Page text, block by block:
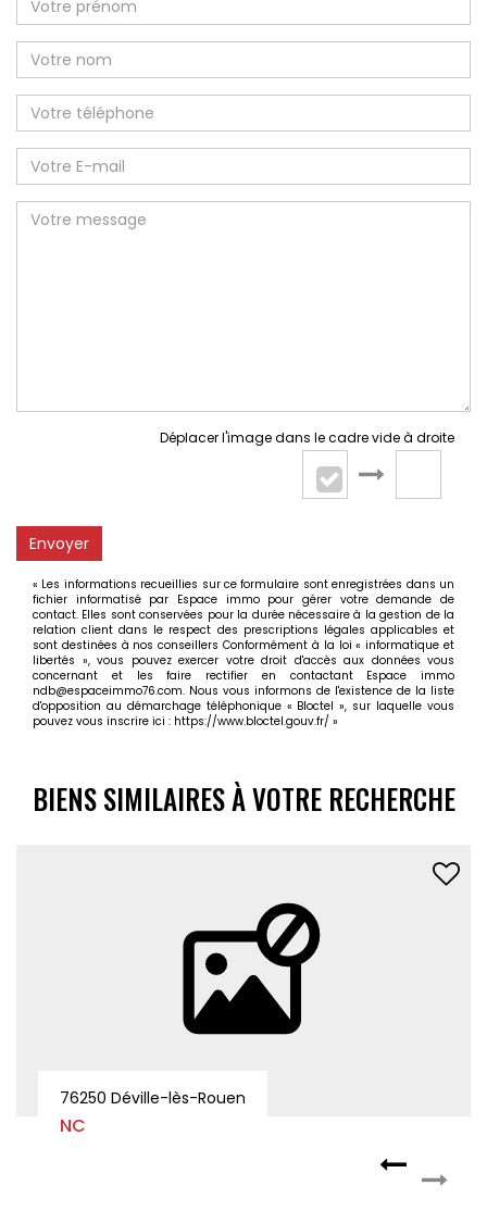
Déplacer l'image dans le cadre vide à droite
Envoyer
« Les informations recueillies sur ce formulaire sont enregistrées dans un
fichier informatisé par Espace immo pour gérer votre demande de
contact. Elles sont conservées pour la durée nécessaire à la gestion de la
relation client dans le respect des prescriptions légales applicables et
sont destinées à nos conseillers Conformément à la loi « informatique et
libertés », vous pouvez exercer votre droit d'accès aux données vous
concernant et les faire rectifier en contactant Espace immo
ndb@espaceimmo76.com. Nous vous informons de l'existence de la liste
d'opposition au démarchage téléphonique « Bloctel », sur laquelle vous
pouvez vous inscrire ici : https://www.bloctel.gouv.fr/ »
BIENS SIMILAIRES À VOTRE RECHERCHE
76250 Déville-lès-Rouen
NC